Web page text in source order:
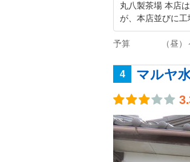
丸八製茶場 本店
が、本店並びに工
予算 （昼
4 マルヤ